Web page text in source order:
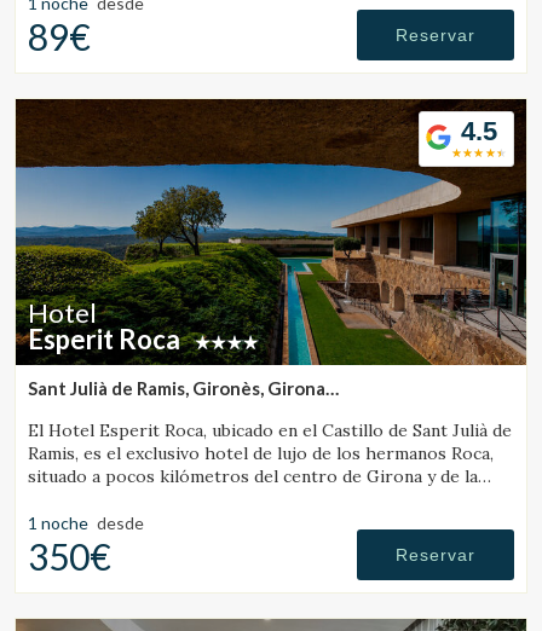
89€ Reservar
4.5
Hotel
Esperit Roca
Sant Julià de Ramis, Gironès, Girona
El Hotel Esperit Roca, ubicado en el Castillo de Sant Julià de
Ramis, es el exclusivo hotel de lujo de los hermanos Roca,
situado a pocos kilómetros del centro de Girona y de la
1 noche desde
350€ Reservar